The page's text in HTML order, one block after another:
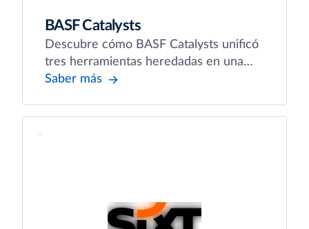
BASF Catalysts
Descubre cómo BASF Catalysts unificó
tres herramientas heredadas en una
única solución global.
Saber más